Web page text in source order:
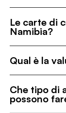
Le carte di
Namibia?
Qual è la
Che tipo di
possono